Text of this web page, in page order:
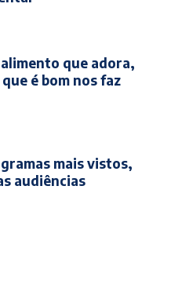
que adora,
é bom nos faz
mais vistos,
audiências